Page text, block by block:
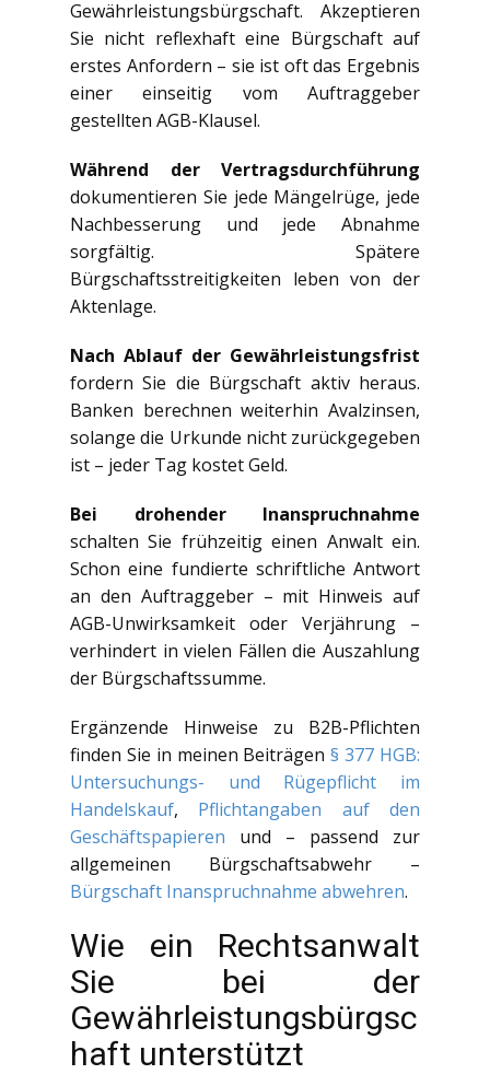
Gewährleistungsbürgschaft. Akzeptieren
Sie nicht reflexhaft eine Bürgschaft auf
erstes Anfordern – sie ist oft das Ergebnis
einer einseitig vom Auftraggeber
gestellten AGB-Klausel.
Während der Vertragsdurchführung
dokumentieren Sie jede Mängelrüge, jede
Nachbesserung und jede Abnahme
sorgfältig. Spätere
Bürgschaftsstreitigkeiten leben von der
Aktenlage.
Nach Ablauf der Gewährleistungsfrist
fordern Sie die Bürgschaft aktiv heraus.
Banken berechnen weiterhin Avalzinsen,
solange die Urkunde nicht zurückgegeben
ist – jeder Tag kostet Geld.
Bei drohender Inanspruchnahme
schalten Sie frühzeitig einen Anwalt ein.
Schon eine fundierte schriftliche Antwort
an den Auftraggeber – mit Hinweis auf
AGB-Unwirksamkeit oder Verjährung –
verhindert in vielen Fällen die Auszahlung
der Bürgschaftssumme.
Ergänzende Hinweise zu B2B-Pflichten
finden Sie in meinen Beiträgen§ 377 HGB:
Untersuchungs- und Rügepflicht im
Handelskauf, Pflichtangaben auf den
Geschäftspapieren und – passend zur
allgemeinen Bürgschaftsabwehr –
Bürgschaft Inanspruchnahme abwehren.
Wie ein Rechtsanwalt
Sie bei der
Gewährleistungsbürgsc
haft unterstützt